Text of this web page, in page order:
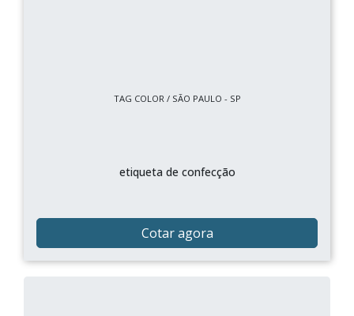
TAG COLOR / SÃO PAULO - SP
etiqueta de confecção
Cotar agora